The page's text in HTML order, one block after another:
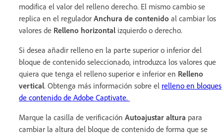
modifica el valor del relleno derecho. El mismo cambio se
replica en el regulador Anchura de contenido al cambiar los
valores de Relleno horizontal izquierdo o derecho.
Si desea añadir relleno en la parte superior o inferior del
bloque de contenido seleccionado, introduzca los valores que
quiera que tenga el relleno superior e inferior en Relleno
vertical. Obtenga más información sobre el relleno en bloques
de contenido de Adobe Captivate.
Marque la casilla de verificación Autoajustar altura para
cambiar la altura del bloque de contenido de forma que se